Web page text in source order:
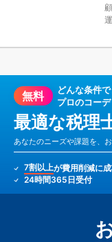
無料
どんな条件で
プロのコー
最適な税理
あなたのニーズや課題を、
7割以上が費用削減に成
24時間365日受付